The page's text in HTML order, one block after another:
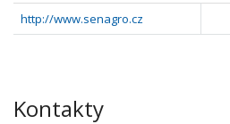
http://www.senagro.cz
Kontakty